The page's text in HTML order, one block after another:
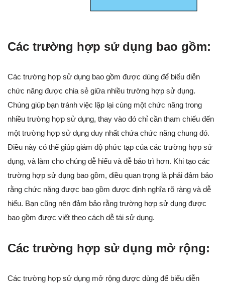
Các trường hợp sử dụng bao gồm:
Các trường hợp sử dụng bao gồm được dùng để biểu diễn
chức năng được chia sẻ giữa nhiều trường hợp sử dụng.
Chúng giúp bạn tránh việc lặp lại cùng một chức năng trong
nhiều trường hợp sử dụng, thay vào đó chỉ cần tham chiếu đến
một trường hợp sử dụng duy nhất chứa chức năng chung đó.
Điều này có thể giúp giảm độ phức tạp của các trường hợp sử
dụng, và làm cho chúng dễ hiểu và dễ bảo trì hơn. Khi tạo các
trường hợp sử dụng bao gồm, điều quan trọng là phải đảm bảo
rằng chức năng được bao gồm được định nghĩa rõ ràng và dễ
hiểu. Bạn cũng nên đảm bảo rằng trường hợp sử dụng được
bao gồm được viết theo cách dễ tái sử dụng.
Các trường hợp sử dụng mở rộng:
Các trường hợp sử dụng mở rộng được dùng để biểu diễn